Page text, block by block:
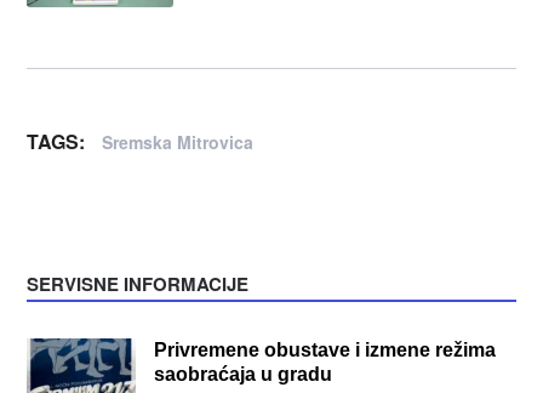
TAGS: Sremska Mitrovica
SERVISNE INFORMACIJE
Privremene obustave i izmene režima
saobraćaja u gradu